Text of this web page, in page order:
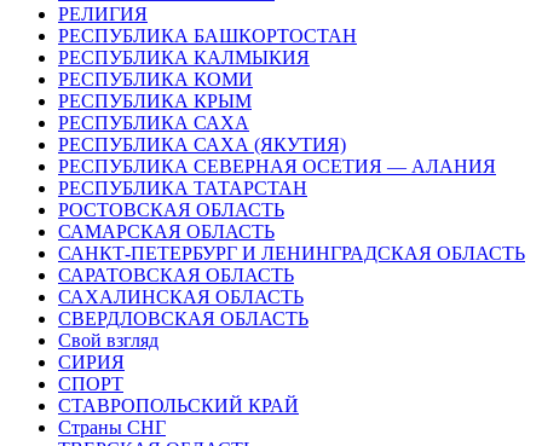
РЕЛИГИЯ
РЕСПУБЛИКА БАШКОРТОСТАН
РЕСПУБЛИКА КАЛМЫКИЯ
РЕСПУБЛИКА КОМИ
РЕСПУБЛИКА КРЫМ
РЕСПУБЛИКА САХА
РЕСПУБЛИКА САХА (ЯКУТИЯ)
РЕСПУБЛИКА СЕВЕРНАЯ ОСЕТИЯ — АЛАНИЯ
РЕСПУБЛИКА ТАТАРСТАН
РОСТОВСКАЯ ОБЛАСТЬ
САМАРСКАЯ ОБЛАСТЬ
САНКТ-ПЕТЕРБУРГ И ЛЕНИНГРАДСКАЯ ОБЛАСТЬ
САРАТОВСКАЯ ОБЛАСТЬ
САХАЛИНСКАЯ ОБЛАСТЬ
СВЕРДЛОВСКАЯ ОБЛАСТЬ
Свой взгляд
СИРИЯ
СПОРТ
СТАВРОПОЛЬСКИЙ КРАЙ
Страны СНГ